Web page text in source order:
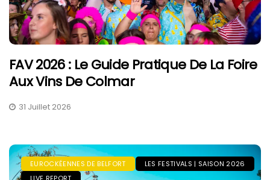
FAV 2026 : Le Guide Pratique De La Foire
Aux Vins De Colmar
31 Juillet 2026
EUROCKÉENNES DE BELFORT
LES FESTIVALS | SAISON 2026